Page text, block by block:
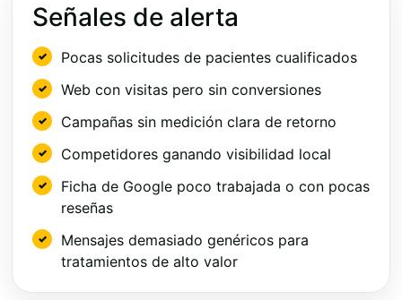
Señales de alerta
Pocas solicitudes de pacientes cualificados
Web con visitas pero sin conversiones
Campañas sin medición clara de retorno
Competidores ganando visibilidad local
Ficha de Google poco trabajada o con pocas
reseñas
Mensajes demasiado genéricos para
tratamientos de alto valor